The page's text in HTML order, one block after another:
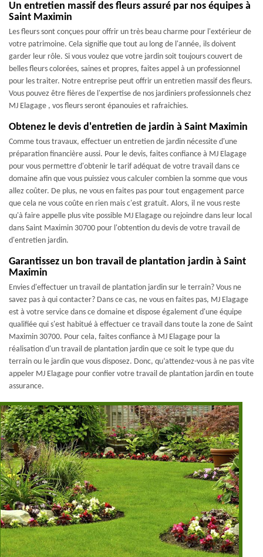
Un entretien massif des fleurs assuré par nos équipes à
Saint Maximin
Les fleurs sont conçues pour offrir un très beau charme pour l'extérieur de
votre patrimoine. Cela signifie que tout au long de l'année, ils doivent
garder leur rôle. Si vous voulez que votre jardin soit toujours couvert de
belles fleurs colorées, saines et propres, faites appel à un professionnel
pour les traiter. Notre entreprise peut offrir un entretien massif des fleurs.
Vous pouvez être fières de l'expertise de nos jardiniers professionnels chez
MJ Elagage , vos fleurs seront épanouies et rafraichies.
Obtenez le devis d'entretien de jardin à Saint Maximin
Comme tous travaux, effectuer un entretien de jardin nécessite d'une
préparation financière aussi. Pour le devis, faites confiance à MJ Elagage
pour vous permettre d'obtenir le tarif adéquat de votre travail dans ce
domaine afin que vous puissiez vous calculer combien la somme que vous
allez coûter. De plus, ne vous en faites pas pour tout engagement parce
que cela ne vous coûte en rien mais c'est gratuit. Alors, il ne vous reste
qu'à faire appelle plus vite possible MJ Elagage ou rejoindre dans leur local
dans Saint Maximin 30700 pour l'obtention du devis de votre travail de
d'entretien jardin.
Garantissez un bon travail de plantation jardin à Saint
Maximin
Envies d'effectuer un travail de plantation jardin sur le terrain? Vous ne
savez pas à qui contacter? Dans ce cas, ne vous en faites pas, MJ Elagage
est à votre service dans ce domaine et dispose également d'une équipe
qualifiée qui s'est habitué à effectuer ce travail dans toute la zone de Saint
Maximin 30700. Pour cela, faites confiance à MJ Elagage pour la
réalisation d'un travail de plantation jardin que ce soit le type que du
terrain ou le jardin que vous disposez. Donc, qu’attendez-vous à ne pas vite
appeler MJ Elagage pour confier votre travail de plantation jardin en toute
assurance.